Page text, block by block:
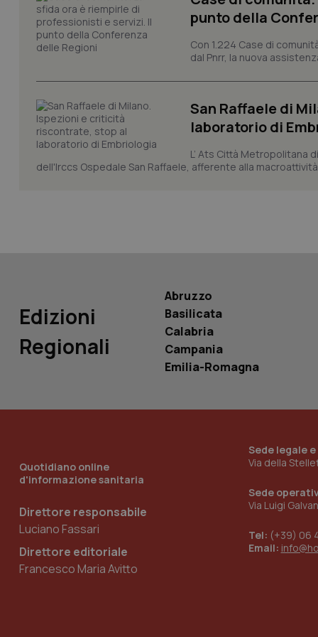
punto della
Con 1.224 Case di
dal Pnrr, la nuova
San Raffaele di
laboratorio di
L’ Ats Città Metropolitana
dell'Irccs Ospedale San Raffaele, afferente alla
Edizioni
Regionali
Abruzzo
Basilicata
Calabria
Campania
Emilia-Romagna
Quotidiano online
d'informazione sanitaria
Direttore responsabile
Luciano Fassari
Direttore editoriale
Francesco Maria Avitto
Sede legale
Via della
Sede
Via Luigi
Tel: (+39) 06
Email:
tracking-sites-
tracking-enable
session-id
_ga_KM60CM4NPH
_ga_0VMQEQKQ1N